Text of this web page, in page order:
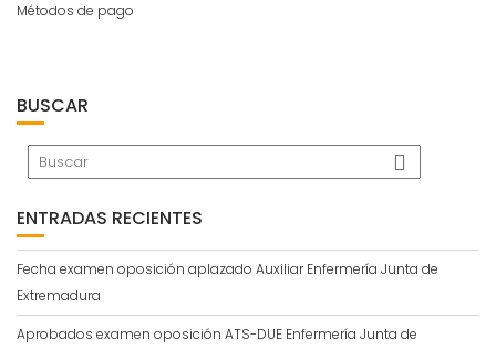
Métodos de pago
BUSCAR
ENTRADAS RECIENTES
Fecha examen oposición aplazado Auxiliar Enfermería Junta de
Extremadura
Aprobados examen oposición ATS-DUE Enfermería Junta de